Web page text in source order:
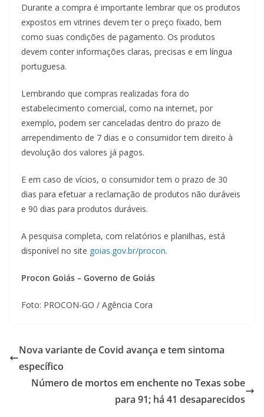
Durante a compra é importante lembrar que os produtos
expostos em vitrines devem ter o preço fixado, bem
como suas condições de pagamento. Os produtos
devem conter informações claras, precisas e em língua
portuguesa.
Lembrando que compras realizadas fora do
estabelecimento comercial, como na internet, por
exemplo, podem ser canceladas dentro do prazo de
arrependimento de 7 dias e o consumidor tem direito à
devolução dos valores já pagos.
E em caso de vícios, o consumidor tem o prazo de 30
dias para efetuar a reclamação de produtos não duráveis
e 90 dias para produtos duráveis.
A pesquisa completa, com relatórios e planilhas, está
disponível no site goias.gov.br/procon.
Procon Goiás – Governo de Goiás
Foto: PROCON-GO / Agência Cora
Nova variante de Covid avança e tem sintoma
específico
Número de mortos em enchente no Texas sobe
para 91; há 41 desaparecidos